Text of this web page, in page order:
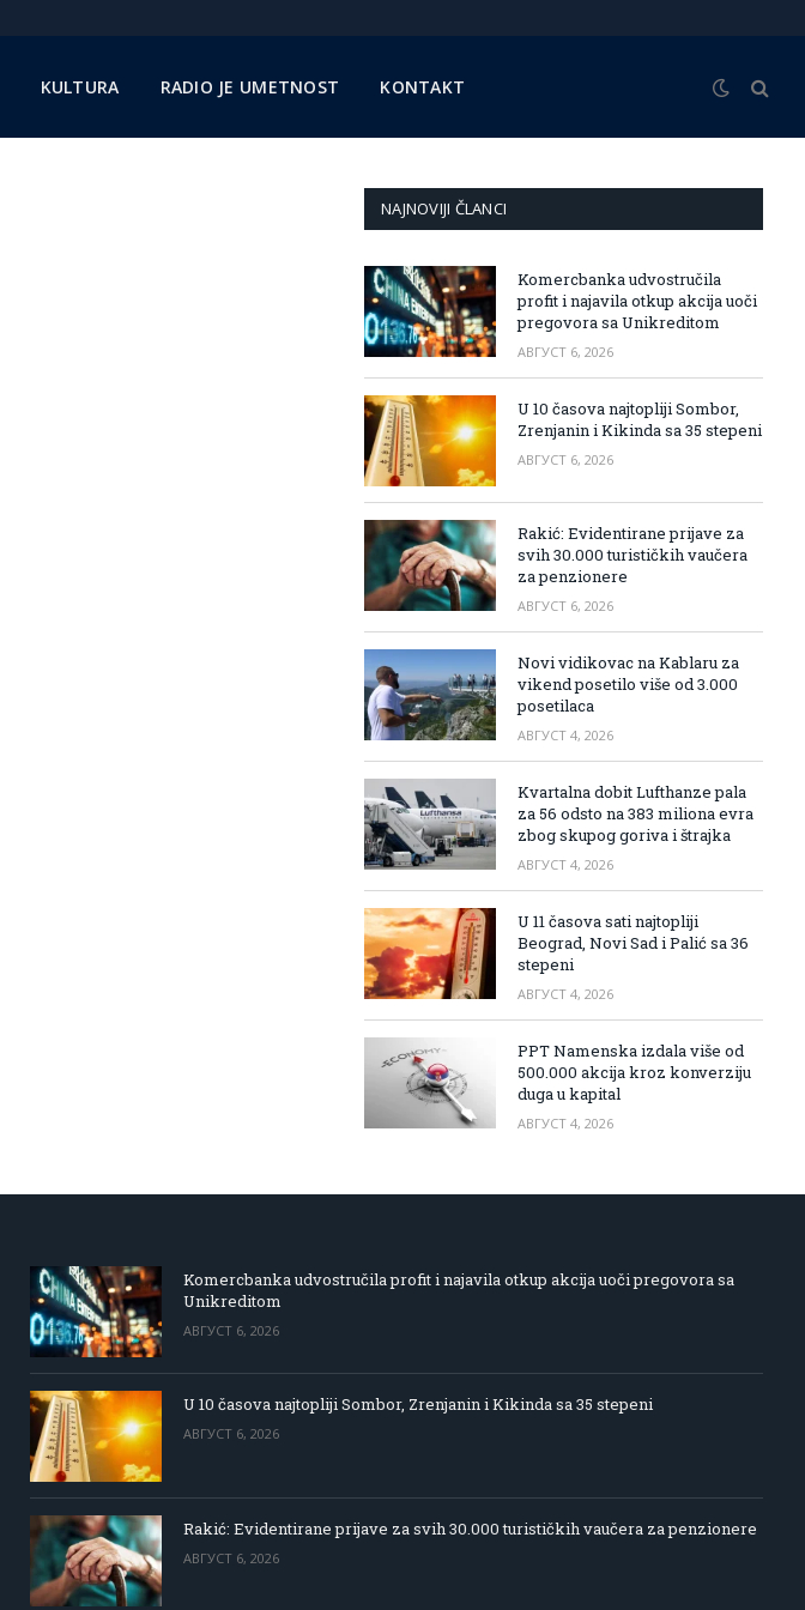
KULTURA RADIO JE UMETNOST KONTAKT
NAJNOVIJI ČLANCI
Komercbanka udvostručila
profit i najavila otkup akcija uoči
pregovora sa Unikreditom
АВГУСТ 6, 2026
U 10 časova najtopliji Sombor,
Zrenjanin i Kikinda sa 35 stepeni
АВГУСТ 6, 2026
Rakić: Evidentirane prijave za
svih 30.000 turističkih vaučera
za penzionere
АВГУСТ 6, 2026
Novi vidikovac na Kablaru za
vikend posetilo više od 3.000
posetilaca
АВГУСТ 4, 2026
Kvartalna dobit Lufthanze pala
za 56 odsto na 383 miliona evra
zbog skupog goriva i štrajka
АВГУСТ 4, 2026
U 11 časova sati najtopliji
Beograd, Novi Sad i Palić sa 36
stepeni
АВГУСТ 4, 2026
PPT Namenska izdala više od
500.000 akcija kroz konverziju
duga u kapital
АВГУСТ 4, 2026
Komercbanka udvostručila profit i najavila otkup akcija uoči pregovora sa
Unikreditom
АВГУСТ 6, 2026
U 10 časova najtopliji Sombor, Zrenjanin i Kikinda sa 35 stepeni
АВГУСТ 6, 2026
Rakić: Evidentirane prijave za svih 30.000 turističkih vaučera za penzionere
АВГУСТ 6, 2026